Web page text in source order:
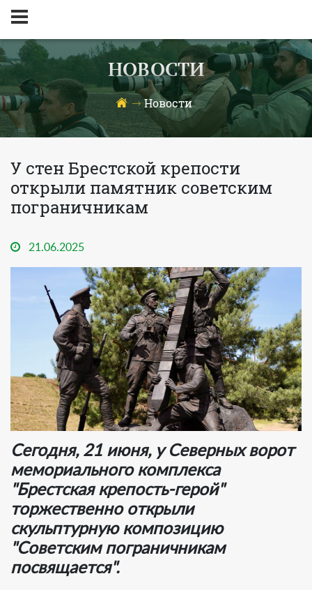
НОВОСТИ
Новости
У стен Брестской крепости
открыли памятник советским
пограничникам
21.06.2025
Сегодня, 21 июня, у Северных ворот
мемориального комплекса
"Брестская крепость-герой"
торжественно открыли
скульптурную композицию
"Советским пограничникам
посвящается".